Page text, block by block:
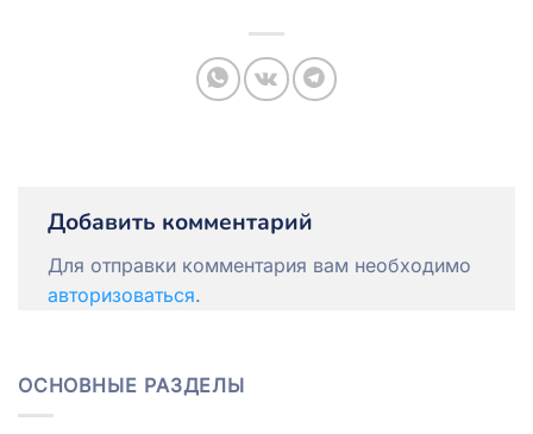
Добавить комментарий
Для отправки комментария вам необходимо
авторизоваться.
ОСНОВНЫЕ РАЗДЕЛЫ